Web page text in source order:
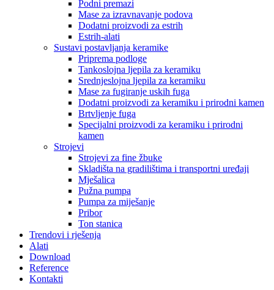
Podni premazi
Mase za izravnavanje podova
Dodatni proizvodi za estrih
Estrih-alati
Sustavi postavljanja keramike
Priprema podloge
Tankoslojna ljepila za keramiku
Srednjeslojna ljepila za keramiku
Mase za fugiranje uskih fuga
Dodatni proizvodi za keramiku i prirodni kamen
Brtvljenje fuga
Specijalni proizvodi za keramiku i prirodni
kamen
Strojevi
Strojevi za fine žbuke
Skladišta na gradilištima i transportni uređaji
Mješalica
Pužna pumpa
Pumpa za miješanje
Pribor
Ton stanica
Trendovi i rješenja
Alati
Download
Reference
Kontakti